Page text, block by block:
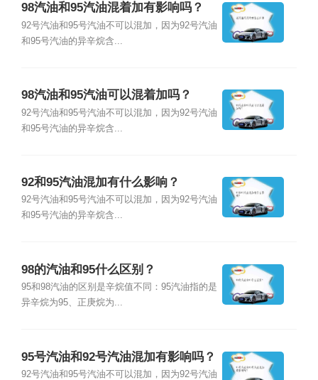
98汽油和95汽油混着加有影响吗？
92号汽油和95号汽油不可以混加，因为92号汽油
和95号汽油的异辛烷含...
98汽油和95汽油可以混着加吗？
92号汽油和95号汽油不可以混加，因为92号汽油
和95号汽油的异辛烷含...
92和95汽油混加有什么影响？
92号汽油和95号汽油不可以混加，因为92号汽油
和95号汽油的异辛烷含...
98的汽油和95什么区别？
95和98汽油的区别是辛烷值不同：95汽油指的是
异辛烷为95、正庚烷为...
95号汽油和92号汽油混加有影响吗？
92号汽油和95号汽油不可以混加，因为92号汽油